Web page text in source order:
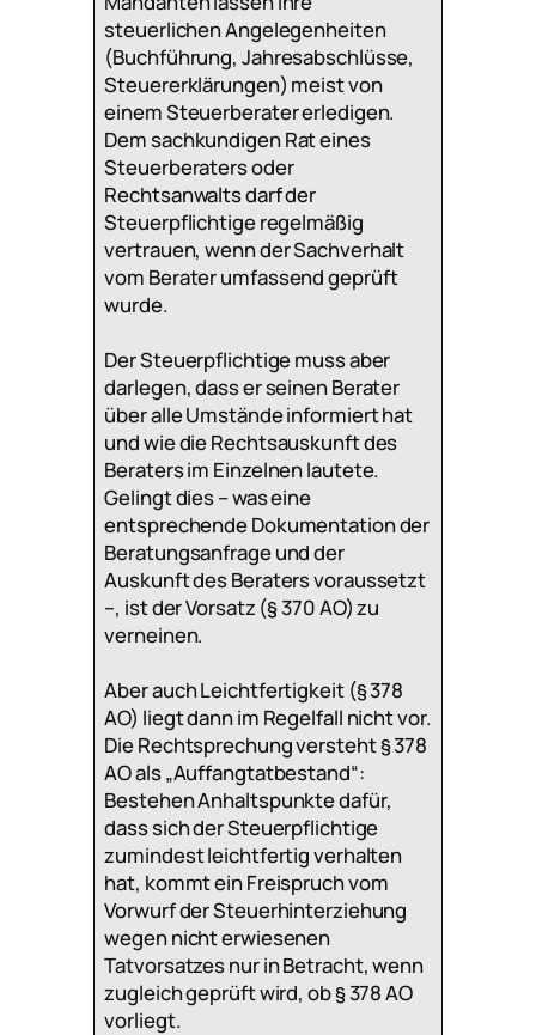
steuerlichen Angelegenheiten
(Buchführung, Jahresabschlüsse,
Steuererklärungen) meist von
einem Steuerberater erledigen.
Dem sachkundigen Rat eines
Steuerberaters oder
Rechtsanwalts darf der
Steuerpflichtige regelmäßig
vertrauen, wenn der Sachverhalt
vom Berater umfassend geprüft
wurde.
Der Steuerpflichtige muss aber
darlegen, dass er seinen Berater
über alle Umstände informiert hat
und wie die Rechtsauskunft des
Beraters im Einzelnen lautete.
Gelingt dies – was eine
entsprechende Dokumentation der
Beratungsanfrage und der
Auskunft des Beraters voraussetzt
–, ist der Vorsatz (§ 370 AO) zu
verneinen.
Aber auch Leichtfertigkeit (§ 378
AO) liegt dann im Regelfall nicht vor.
Die Rechtsprechung versteht § 378
AO als „Auffangtatbestand“:
Bestehen Anhaltspunkte dafür,
dass sich der Steuerpflichtige
zumindest leichtfertig verhalten
hat, kommt ein Freispruch vom
Vorwurf der Steuerhinterziehung
wegen nicht erwiesenen
Tatvorsatzes nur in Betracht, wenn
zugleich geprüft wird, ob § 378 AO
vorliegt.